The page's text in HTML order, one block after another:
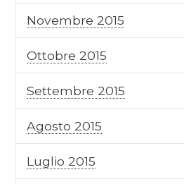
Novembre 2015
Ottobre 2015
Settembre 2015
Agosto 2015
Luglio 2015